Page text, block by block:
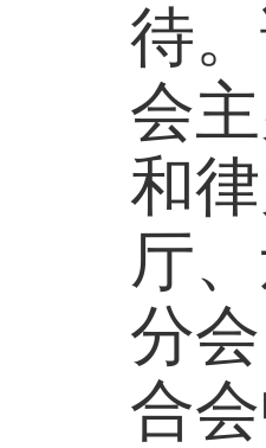
待
会
和
厅
分
合